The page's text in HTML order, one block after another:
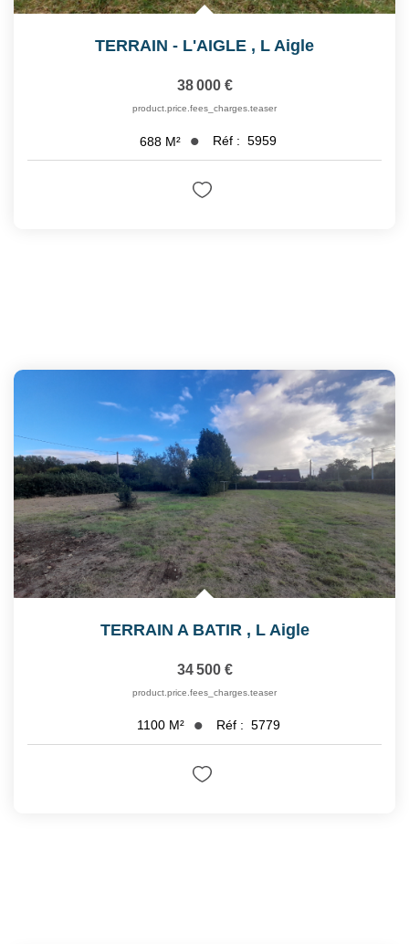
TERRAIN - L'AIGLE , L Aigle
38 000 €
product.price.fees_charges.teaser
688 M² Réf : 5959
TERRAIN A BATIR , L Aigle
34 500 €
product.price.fees_charges.teaser
1100 M² Réf : 5779